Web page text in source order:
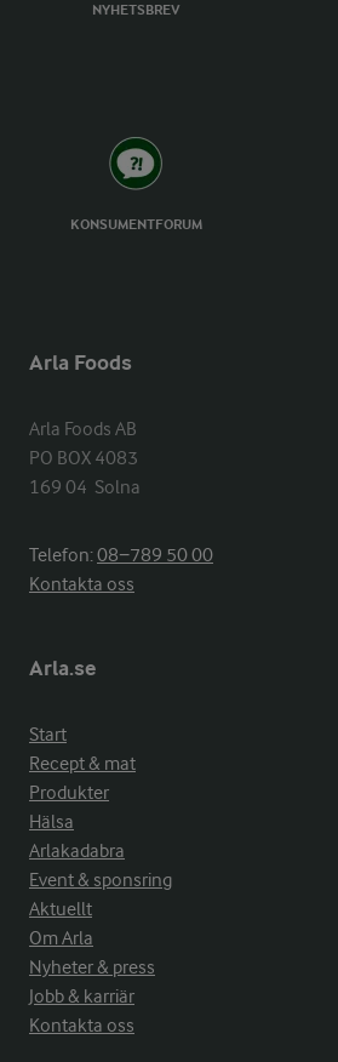
NYHETSBREV
KONSUMENTFORUM
Arla Foods
Arla Foods AB
PO BOX 4083
169 04  Solna
Telefon:08−789 50 00
Kontakta oss
Arla.se
Start
Recept & mat
Produkter
Hälsa
Arlakadabra
Event & sponsring
Aktuellt
Om Arla
Nyheter & press
Jobb & karriär
Kontakta oss